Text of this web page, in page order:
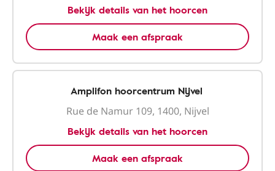
Bekijk details van het hoorcen
Maak een afspraak
Amplifon hoorcentrum Nijvel
Rue de Namur 109, 1400, Nijvel
Bekijk details van het hoorcen
Maak een afspraak